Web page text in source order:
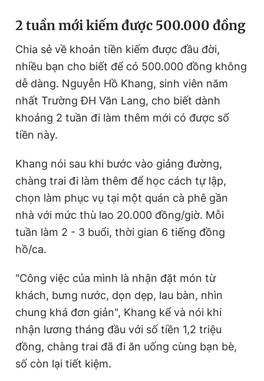
© 2003-2026 Bản quyền thuộc về Báo Thanh Niên. Cấm sao
chép dưới mọi hình thức nếu không có sự chấp thuận bằng văn
bản. Phát triển bởi ePi Technologies, JSC.
2 tuần mới kiếm được 500.000 đồng
Chia sẻ về khoản tiền kiếm được đầu đời,
nhiều bạn cho biết để có 500.000 đồng không
dễ dàng. Nguyễn Hồ Khang, sinh viên năm
nhất Trường ĐH Văn Lang, cho biết dành
khoảng 2 tuần đi làm thêm mới có được số
tiền này.
Khang nói sau khi bước vào giảng đường,
chàng trai đi làm thêm để học cách tự lập,
chọn làm phục vụ tại một quán cà phê gần
nhà với mức thù lao 20.000 đồng/giờ. Mỗi
tuần làm 2 - 3 buổi, thời gian 6 tiếng đồng
hồ/ca.
"Công việc của mình là nhận đặt món từ
khách, bưng nước, dọn dẹp, lau bàn, nhìn
chung khá đơn giản", Khang kể và nói khi
nhận lương tháng đầu với số tiền 1,2 triệu
đồng, chàng trai đã đi ăn uống cùng bạn bè,
số còn lại tiết kiệm.